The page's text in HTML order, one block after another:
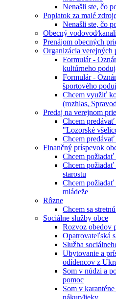
Nenašli ste, čo
Poplatok za malé
Nenašli ste, čo
Obecný
Prenájom obecných
Organizácia verejných
Formulár -
kultúrneho
Formulár -
športového
Chcem využiť
(rozhlas,
Predaj na verejnom
Chcem
"Lozorské
Chcem
Finančný príspevok
Chcem požiadať
Chcem
starostu
Chcem požiadať
mládeže
Rôzne
Chcem sa
Sociálne služby obce
Rozvoz obedov
Opatrovateľská
Služba
Ubytovanie a
odídencov z
Som v núdzi a
pomoc
Som v
nákup⁄lieky